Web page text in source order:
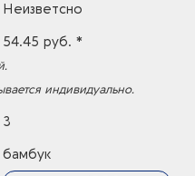
Неизветсно
54.45 руб. *
индивидуально.
3
бамбук